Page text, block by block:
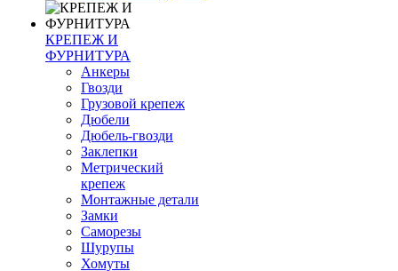
КРЕПЕЖ И
ФУРНИТУРА
Анкеры
Гвозди
Грузовой крепеж
Дюбели
Дюбель-гвозди
Заклепки
Метрический
крепеж
Монтажные детали
Замки
Саморезы
Шурупы
Хомуты